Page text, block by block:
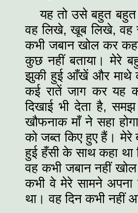
यह तो उसे बहुत बहुत
वह लिखे, खूब लिखे, वह
कभी जबान खोल कर
कुछ नहीं बताया। मेरे
झुकी हुई आँखें और माथे
कई रातें जाग कर यह
दिखाई भी देता है,
खौफनाक माँ ने सहा
को जब्त किए हुए हैं। मेरे
हुई हँसी के साथ कहा था
वह कभी जबान नहीं
कभी वे मेरे सामने
था। वह दिन कभी नहीं